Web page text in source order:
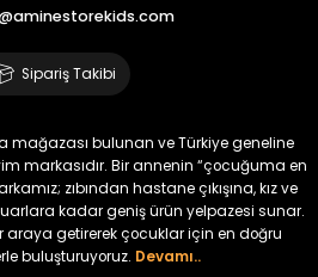
Yeni
Koren Kız Çocuk ve Bebek Tayt
₺ 320
₺ 250
%22
Koren Kız Çocuk ve Bebek Tayt
Sipariş Takibi
mağazası bulunan ve Türkiye geneline
markasıdır. Bir annenin “çocuğuma en
zıbından hastane çıkışına, kız ve
kadar geniş ürün yelpazesi sunar.
araya getirerek çocuklar için en doğru
buluşturuyoruz. Devamı..